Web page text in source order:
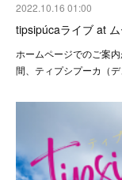
2022.10.16 01:00
tipsipúcaライブ at
ホームページでのご案
間、ティプシプーカ（